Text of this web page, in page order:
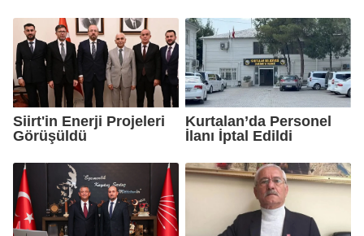
Siirt'in Enerji Projeleri
Görüşüldü
Kurtalan’da Personel
İlanı İptal Edildi